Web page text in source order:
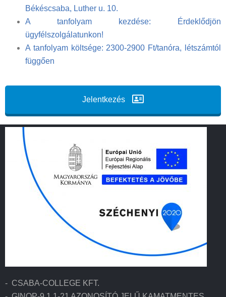
Békéscsaba, Luther u. 10.
A tanfolyam kezdése: Érdeklődjön
ügyfélszolgálatunkon!
A tanfolyam költsége: 2300-2900 Ft/tanóra, létszámtól
függően
Jelentkezés
- CSABA-COLLEGE KFT.